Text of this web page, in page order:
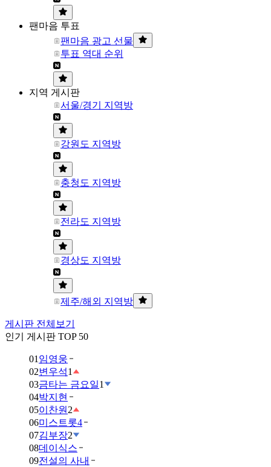
팬마음 투표
팬마음 광고 선물
투표 역대 순위
지역 게시판
서울/경기 지역방
강원도 지역방
충청도 지역방
전라도 지역방
경상도 지역방
제주/해외 지역방
게시판 전체보기
인기 게시판 TOP 50
01 임영웅
02변우석1
03금타는 금요일1
04박지현
05이찬원 2
06미스트롯4
07김부장2
08데이식스
09전설의 사내